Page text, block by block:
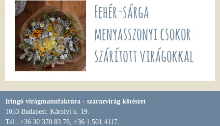
Fehér-sárga
menyasszonyi csokor
szárított virágokkal
Iringó virágmanufaktúra - szárazvirág kötészet
1053 Budapest, Károlyi u. 19.
Tel.: +36 30 370 83 78, +36 1 501 4117,